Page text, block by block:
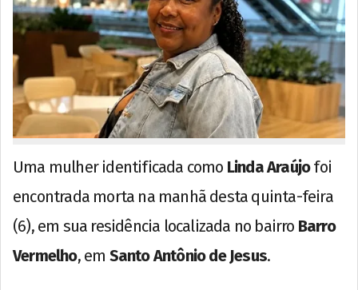
Uma mulher identificada como Linda Araújofoi
encontrada morta na manhã desta quinta-feira
(6), em sua residência localizada no bairro Barro
Vermelho, em Santo Antônio de Jesus.